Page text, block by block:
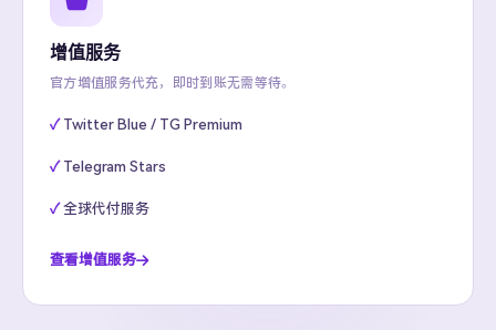
增值服务
官方增值服务代充，即时到账无需等待。
Twitter Blue / TG Premium
Telegram Stars
全球代付服务
查看增值服务